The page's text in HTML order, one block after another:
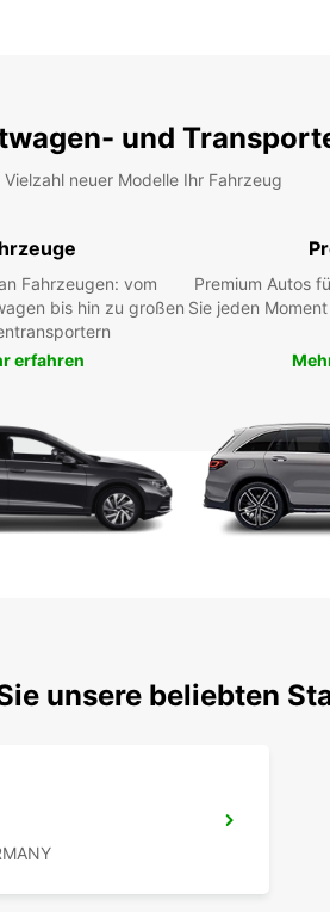
und
Vielzahl neuer Modelle Ihr Fahrzeug
Fahrzeugen: vom
bis hin zu großen
erfahren
Premium Autos
Sie jeden
unsere beliebten